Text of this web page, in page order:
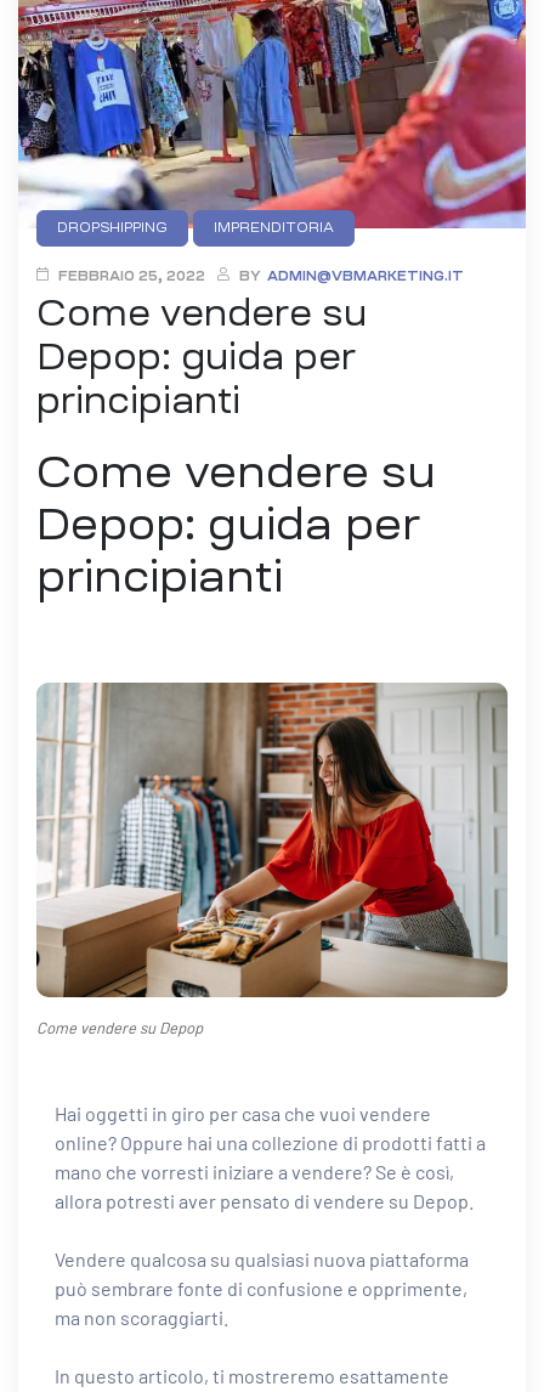
Categories
DROPSHIPPING IMPRENDITORIA
FEBBRAIO 25, 2022 BY ADMIN@VBMARKETING.IT
Come vendere su
Depop: guida per
principianti
Come vendere su
Depop: guida per
principianti
Come vendere su Depop
Hai oggetti in giro per casa che vuoi vendere
online? Oppure hai una collezione di prodotti fatti a
mano che vorresti iniziare a vendere? Se è così,
allora potresti aver pensato di vendere su Depop.
Vendere qualcosa su qualsiasi nuova piattaforma
può sembrare fonte di confusione e opprimente,
ma non scoraggiarti.
In questo articolo, ti mostreremo esattamente